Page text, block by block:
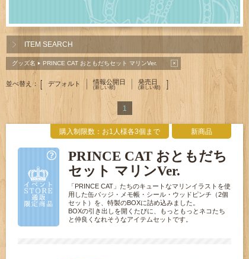
ITEM SEARCH
グッズ名 ▶ PRINCE CAT おともだちセット マリンVer. ×
並べ替え： [ デフォルト 情報公開日
(新しい順)
発売日
(新しい順) ]
1
購入制限数：お1人様各3個まで 新商品
PRINCE CAT おともだち
セット マリンVer.
「PRINCE CAT」たちのキュートなマリンイラストを使
用した缶バッジ・メモ帳・シール・ウッドピンチ（2個
セット）を、特製のBOXに詰め込みました。
BOXの引き出しを開くたびに、もっともっとネコたち
と仲良くなれそうなアイテムセットです。